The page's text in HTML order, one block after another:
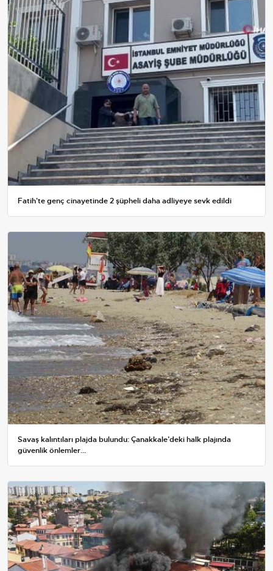
Fatih'te genç cinayetinde 2 şüpheli daha adliyeye sevk edildi
Savaş kalıntıları plajda bulundu: Çanakkale’deki halk plajında
güvenlik önlemler...